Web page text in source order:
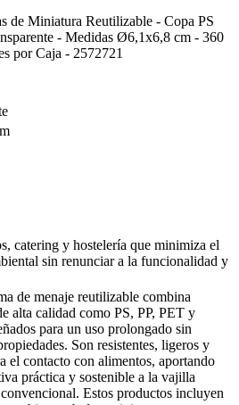
de Miniatura Reutilizable - Copa PS
- Medidas Ø6,1x6,8 cm - 360
por Caja - 2572721
catering y hostelería que minimiza el
sin renunciar a la funcionalidad y
de menaje reutilizable combina
alta calidad como PS, PP, PET y
para un uso prolongado sin
Son resistentes, ligeros y
el contacto con alimentos, aportando
práctica y sostenible a la vajilla
Estos productos incluyen